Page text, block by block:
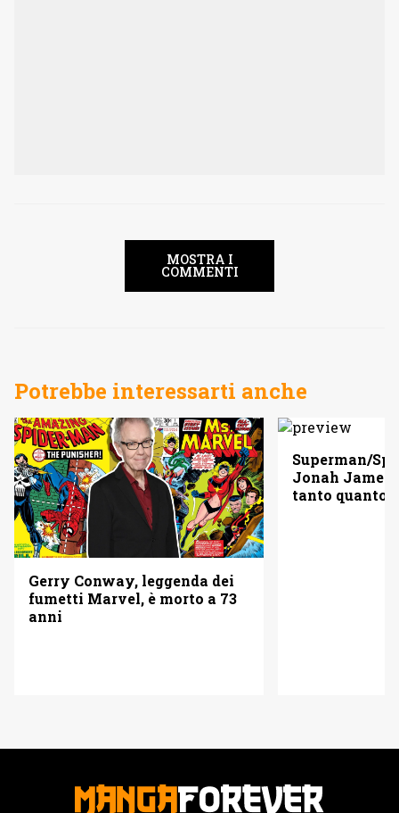
MOSTRA I
COMMENTI
Potrebbe interessarti anche
Gerry Conway, leggenda dei
fumetti Marvel, è morto a 73
anni
Superman/
Jonah
tanto quanto